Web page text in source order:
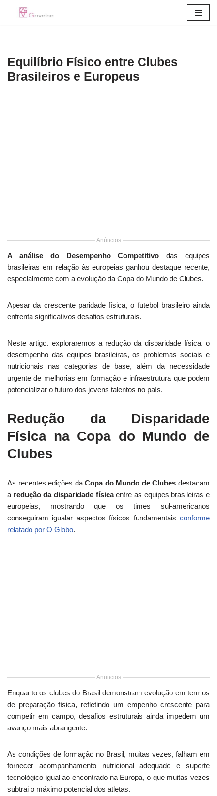
conteúdo
Equilíbrio Físico entre Clubes
Brasileiros e Europeus
Anúncios
A análise do Desempenho Competitivo das equipes
brasileiras em relação às europeias ganhou destaque recente,
especialmente com a evolução da Copa do Mundo de Clubes.
Apesar da crescente paridade física, o futebol brasileiro ainda
enfrenta significativos desafios estruturais.
Neste artigo, exploraremos a redução da disparidade física, o
desempenho das equipes brasileiras, os problemas sociais e
nutricionais nas categorias de base, além da necessidade
urgente de melhorias em formação e infraestrutura que podem
potencializar o futuro dos jovens talentos no país.
Redução da Disparidade
Física na Copa do Mundo de
Clubes
As recentes edições daCopa do Mundo de Clubes destacam
a redução da disparidade físicaentre as equipes brasileiras e
europeias, mostrando que os times sul-americanos
conseguiram igualar aspectos físicos fundamentais conforme
relatado por O Globo.
Anúncios
Enquanto os clubes do Brasil demonstram evolução em termos
de preparação física, refletindo um empenho crescente para
competir em campo, desafios estruturais ainda impedem um
avanço mais abrangente.
As condições de formação no Brasil, muitas vezes, falham em
fornecer acompanhamento nutricional adequado e suporte
tecnológico igual ao encontrado na Europa, o que muitas vezes
subtrai o máximo potencial dos atletas.